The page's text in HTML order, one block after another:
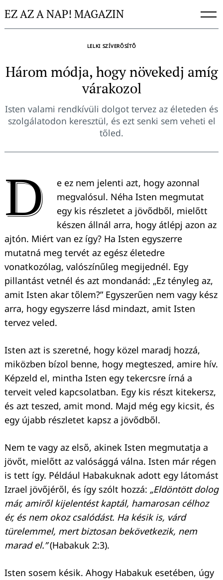
toEZ AZ A NAP! MAGAZIN
LELKI SZÍVERŐSÍTŐ
Három módja, hogy növekedj amíg
várakozol
Isten valami rendkívüli dolgot tervez az életeden és
szolgálatodon keresztül, és ezt senki sem veheti el
tőled.
D
e ez nem jelenti azt, hogy azonnal
megvalósul. Néha Isten megmutat
egy kis részletet a jövődből, mielőtt
készen állnál arra, hogy átlépj azon az
ajtón. Miért van ez így? Ha Isten egyszerre
mutatná meg tervét az egész életedre
vonatkozólag, valószínűleg megijednél. Egy
pillantást vetnél és azt mondanád: „Ez tényleg az,
amit Isten akar tőlem?” Egyszerűen nem vagy kész
arra, hogy egyszerre lásd mindazt, amit Isten
tervez veled.
Isten azt is szeretné, hogy közel maradj hozzá,
miközben bízol benne, hogy megteszed, amire hív.
Képzeld el, mintha Isten egy tekercsre írná a
terveit veled kapcsolatban. Egy kis részt kitekersz,
és azt teszed, amit mond. Majd még egy kicsit, és
egy újabb részletet kapsz a jövődből.
Nem te vagy az első, akinek Isten megmutatja a
jövőt, mielőtt az valósággá válna. Isten már régen
is tett így. Például Habakuknak adott egy látomást
Izrael jövőjéről, és így szólt hozzá: „Eldöntött dolog
már, amiről kijelentést kaptál, hamarosan célhoz
ér, és nem okoz csalódást. Ha késik is, várd
türelemmel, mert biztosan bekövetkezik, nem
marad el.”(Habakuk 2:3).
Isten sosem késik. Ahogy Habakuk esetében, úgy